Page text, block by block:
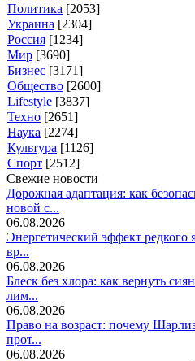
Политика [2053]
Украина [2304]
Россия [1234]
Мир [3690]
Бизнес [3171]
Общество [2600]
Lifestyle [3837]
Техно [2651]
Наука [2274]
Культура [1126]
Спорт [2512]
Свежие новости
Дорожная адаптация: как
новой с...
06.08.2026
Энергетический эффект редкого
вр...
06.08.2026
Блеск без хлора: как вернуть
лим...
06.08.2026
Право на возраст: почему
прот...
06.08.2026